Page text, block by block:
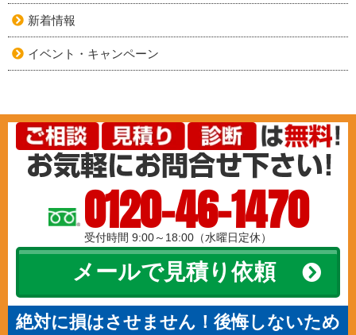
新着情報
イベント・キャンペーン
0120-46-1470
受付時間 9:00～18:00（水曜日定休）
メールで見積り依頼
絶対に損はさせません！後悔しないため